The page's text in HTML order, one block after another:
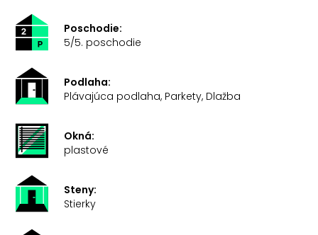
Poschodie:
5/5. poschodie
Podlaha:
Plávajúca podlaha, Parkety, Dlažba
Okná:
plastové
Steny:
Stierky